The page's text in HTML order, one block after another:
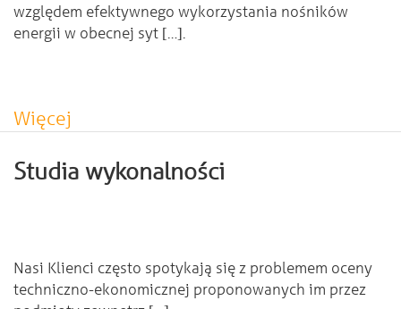
względem efektywnego wykorzystania nośników
energii w obecnej syt […].
Więcej
Studia wykonalności
Nasi Klienci często spotykają się z problemem oceny
techniczno-ekonomicznej proponowanych im przez